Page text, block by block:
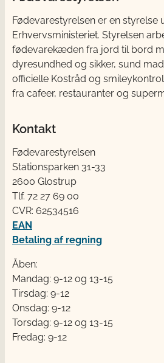
Fødevarestyrelsen er en styrelse
Erhvervsministeriet. Styrelsen
fødevarekæden fra jord til bord
dyresundhed og sikker, sund
officielle Kostråd og
fra cafeer, restauranter og
Kontakt
Fødevarestyrelsen
Stationsparken 31-33
2600 Glostrup
Tlf. 72 2​​​7 69 00
CVR: 62534516
EAN
Betaling af regning
Åben:
Mandag: 9-12 og 13-15
Tirsdag: 9-12
Onsdag: 9-12
Torsdag: 9-12 og 13-15
Fredag: 9-12